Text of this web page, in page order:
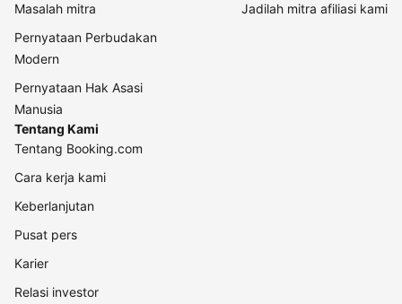
Masalah mitra
Pernyataan Perbudakan
Modern
Pernyataan Hak Asasi
Manusia
Jadilah mitra afiliasi kami
Tentang Kami
Tentang Booking.com
Cara kerja kami
Keberlanjutan
Pusat pers
Karier
Relasi investor